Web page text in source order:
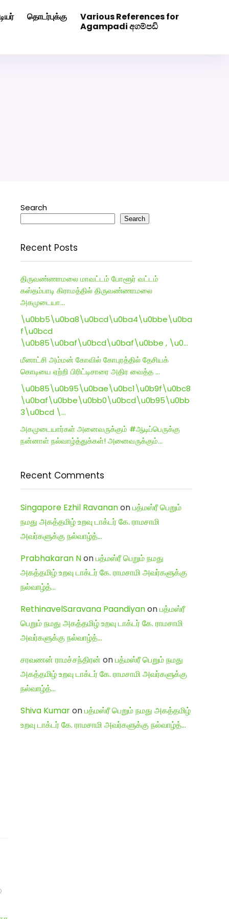
தொடர்புக்கு
Various References for
Agampadi අගම්පඩි
Search
Search
Recent Posts
திருவண்ணாமலை மாவட்டம் போளூர் வட்டம்
கஸ்தம்பாடி கிராமத்தில் திருவண்ணாமலை
அகமுடையா…
\u0bb5\u0ba8\u0bcd\u0ba4\u0bbe\u0ba
f\u0bcd
\u0b85\u0baf\u0bcd\u0baf\u0bbe , \u0…
மீனாட்சி அம்மன் கோவில் கோபுரத்தில் தேசியக்
கொடியை ஏற்றி பிரிட்டிசாரை அதிர வைத்த …
\u0b85\u0b95\u0bae\u0bc1\u0b9f\u0bc8
\u0baf\u0bbe\u0bb0\u0bcd\u0b95\u0bb
3\u0bcd \…
அகமுடையார்கள் அனைவருக்கும் #ஆடிப்பெருக்கு
நன்னாள் நல்வாழ்த்துக்கள்! அனைவருக்கும்…
Recent Comments
Singapore Ezhil Ravananonபத்மஸ்ரீ பெறும்
நமது அகத்தமிழ் உறவு டாக்டர் கே. ராமசாமி
அவர்களுக்கு நல்வாழ்த்…
Prabhakaran Nonபத்மஸ்ரீ பெறும் நமது
அகத்தமிழ் உறவு டாக்டர் கே. ராமசாமி அவர்களுக்கு
நல்வாழ்த்…
RethinavelSaravana Paandiyanonபத்மஸ்ரீ
பெறும் நமது அகத்தமிழ் உறவு டாக்டர் கே. ராமசாமி
அவர்களுக்கு நல்வாழ்த்…
சரவணன் ராமச்சந்திரன் onபத்மஸ்ரீ பெறும் நமது
அகத்தமிழ் உறவு டாக்டர் கே. ராமசாமி அவர்களுக்கு
நல்வாழ்த்…
Shiva Kumaronபத்மஸ்ரீ பெறும் நமது அகத்தமிழ்
உறவு டாக்டர் கே. ராமசாமி அவர்களுக்கு நல்வாழ்த்…
Click Here to Download Matrimony App